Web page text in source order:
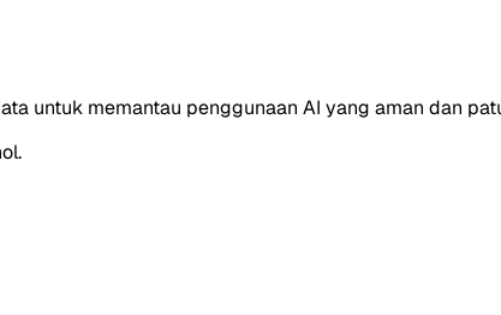
untuk memantau penggunaan AI yang aman dan